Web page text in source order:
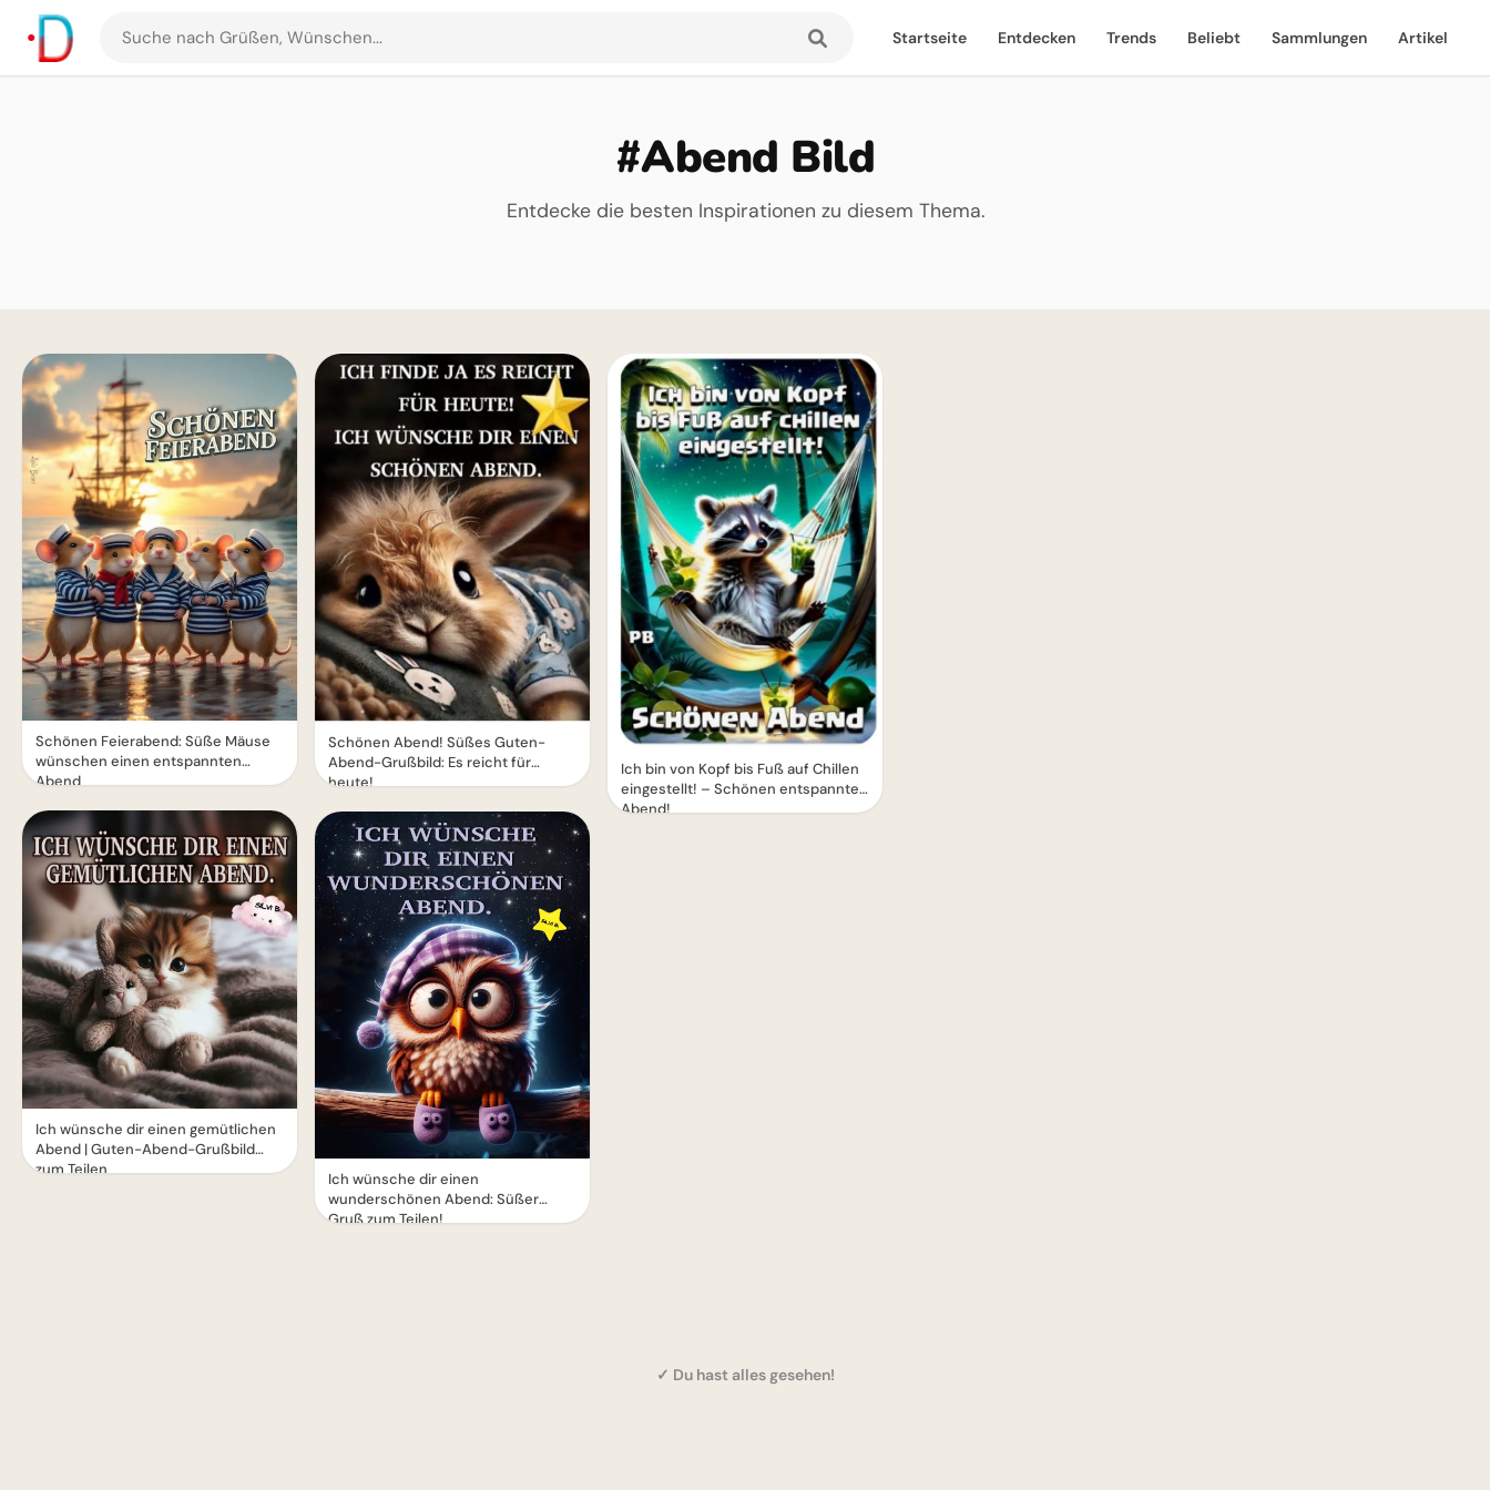
Suche
nach
Startseite Entdecken Trends Beliebt Sammlungen Artikel
#Abend Bild
Entdecke die besten Inspirationen zu diesem Thema.
Schönen Feierabend: Süße Mäuse
wünschen einen entspannten
Abend
Ich wünsche dir einen gemütlichen
Abend | Guten-Abend-Grußbild
zum Teilen
Schönen Abend! Süßes Guten-
Abend-Grußbild: Es reicht für
heute!
Ich wünsche dir einen
wunderschönen Abend: Süßer
Gruß zum Teilen!
Ich bin von Kopf bis Fuß auf Chillen
eingestellt! – Schönen entspannten
Abend!
✓ Du hast alles gesehen!